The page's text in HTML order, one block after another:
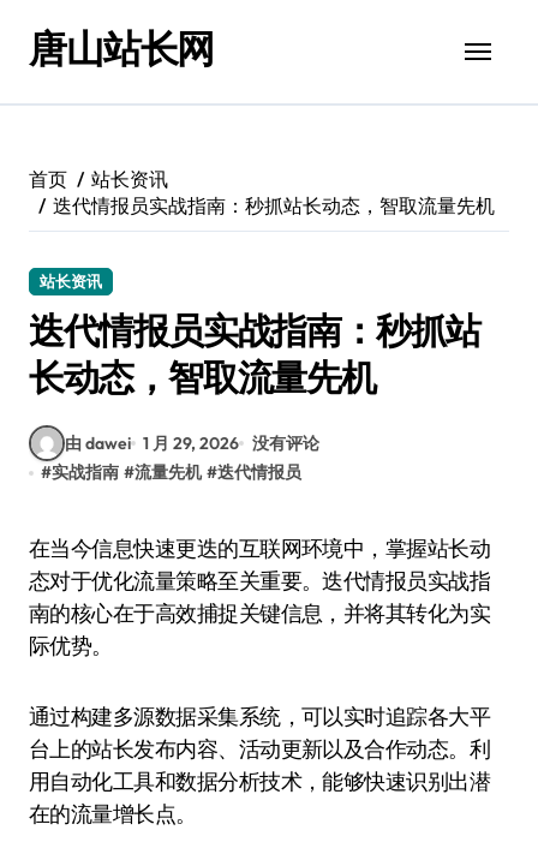
唐山站长网
首页
站长资讯
迭代情报员实战指南：秒抓站长动态，智取流量先机
站长资讯
迭代情报员实战指南：秒抓站
长动态，智取流量先机
由 dawei 1 月 29, 2026 没有评论
#实战指南 #流量先机 #迭代情报员
在当今信息快速更迭的互联网环境中，掌握站长动
态对于优化流量策略至关重要。迭代情报员实战指
南的核心在于高效捕捉关键信息，并将其转化为实
际优势。
通过构建多源数据采集系统，可以实时追踪各大平
台上的站长发布内容、活动更新以及合作动态。利
用自动化工具和数据分析技术，能够快速识别出潜
在的流量增长点。